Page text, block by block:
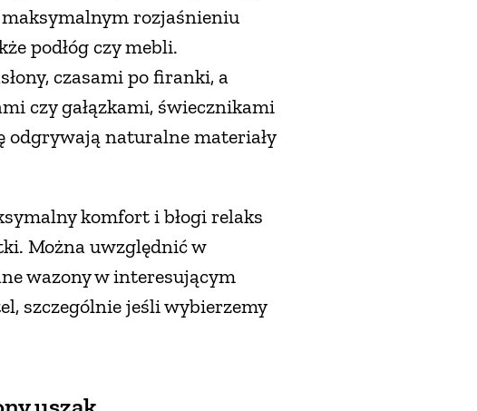
maksymalnym rozjaśnieniu
podłóg czy mebli.
czasami po firanki, a
czy gałązkami, świecznikami
naturalne materiały
komfort i błogi relaks
Można uwzględnić w
wazony w interesującym
szczególnie jeśli wybierzemy